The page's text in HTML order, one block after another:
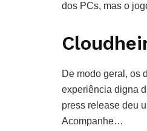
dos PCs, mas o
De modo geral, os
experiência digna
press release deu
Acompanhe…